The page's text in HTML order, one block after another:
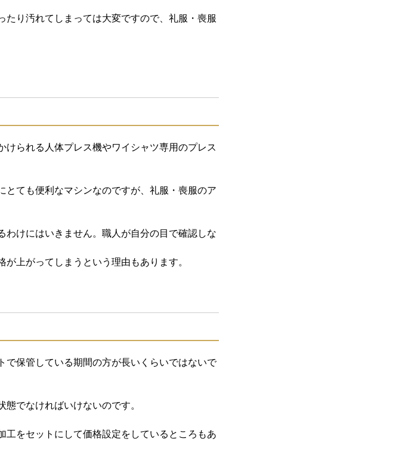
り汚れてしまっては大変ですので、礼服・喪服
られる人体プレス機やワイシャツ専用のプレス
ても便利なマシンなのですが、礼服・喪服のア
けにはいきません。職人が自分の目で確認しな
上がってしまうという理由もあります。
保管している期間の方が長いくらいではないで
でなければいけないのです。
をセットにして価格設定をしているところもあ